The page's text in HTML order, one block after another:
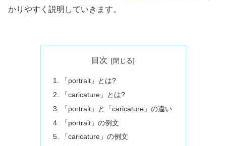
かりやすく説明していきます。
目次
「portrait」とは?
「caricature」とは?
「portrait」と「caricature」の違い
「portrait」の例文
「caricature」の例文